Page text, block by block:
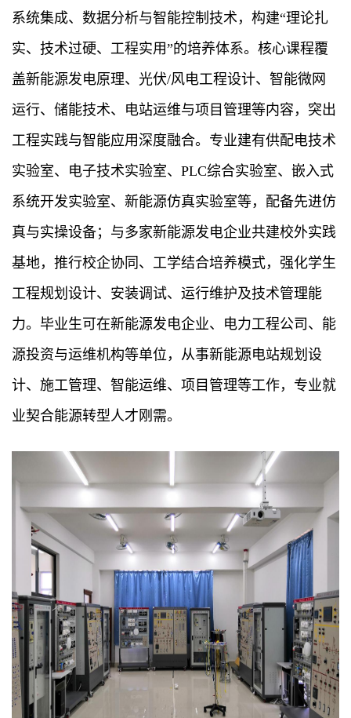
系统集成、数据分析与智能控制技术，构建“理论扎
实、技术过硬、工程实用”的培养体系。核心课程覆
盖新能源发电原理、光伏/风电工程设计、智能微网
运行、储能技术、电站运维与项目管理等内容，突出
工程实践与智能应用深度融合。专业建有供配电技术
实验室、电子技术实验室、PLC综合实验室、嵌入式
系统开发实验室、新能源仿真实验室等，配备先进仿
真与实操设备；与多家新能源发电企业共建校外实践
基地，推行校企协同、工学结合培养模式，强化学生
工程规划设计、安装调试、运行维护及技术管理能
力。毕业生可在新能源发电企业、电力工程公司、能
源投资与运维机构等单位，从事新能源电站规划设
计、施工管理、智能运维、项目管理等工作，专业就
业契合能源转型人才刚需。